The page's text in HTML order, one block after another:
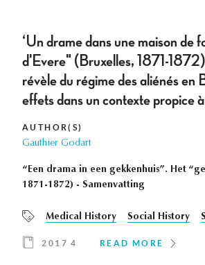
‘Un drame dans une maison de
d'Evere" (Bruxelles, 1871-
révèle du régime des aliénés en
effets dans un contexte propice
AUTHOR(S)
Gauthier Godart
“Een drama in een gekkenhuis”. Het
1871-1872) - Samenvatting
Medical History Social History
2017 4 READ MORE